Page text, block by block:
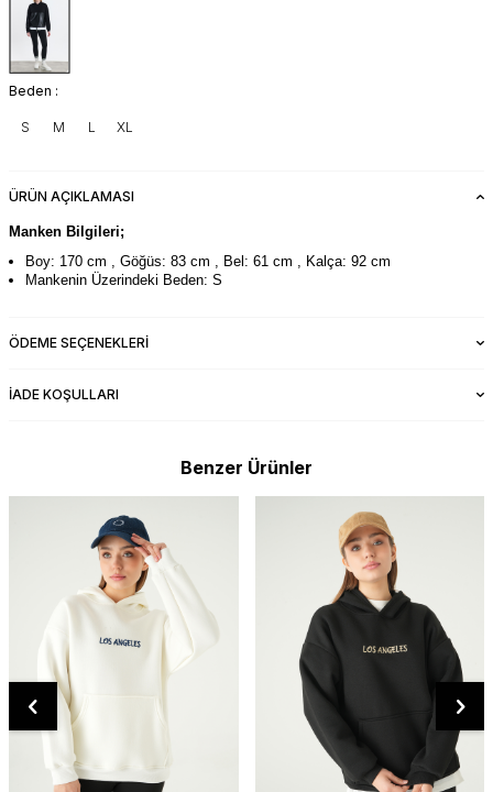
Beden :
S M L XL
ÜRÜN AÇIKLAMASI
Manken Bilgileri;
Boy: 170 cm , Göğüs: 83 cm , Bel: 61 cm , Kalça: 92 cm
Mankenin Üzerindeki Beden: S
ÖDEME SEÇENEKLERI
İADE KOŞULLARI
Benzer Ürünler